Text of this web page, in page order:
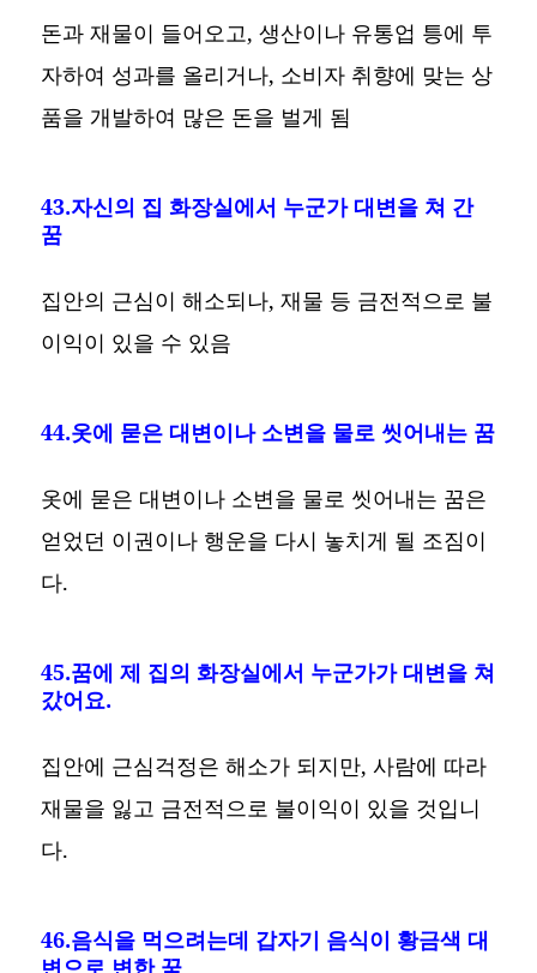
돈과 재물이 들어오고, 생산이나 유통업 틍에 투
자하여 성과를 올리거나, 소비자 취향에 맞는 상
품을 개발하여 많은 돈을 벌게 됨
43.자신의 집 화장실에서 누군가 대변을 쳐 간
꿈
집안의 근심이 해소되나, 재물 등 금전적으로 불
이익이 있을 수 있음
44.옷에 묻은 대변이나 소변을 물로 씻어내는 꿈
옷에 묻은 대변이나 소변을 물로 씻어내는 꿈은
얻었던 이권이나 행운을 다시 놓치게 될 조짐이
다.
45.꿈에 제 집의 화장실에서 누군가가 대변을 쳐
갔어요.
집안에 근심걱정은 해소가 되지만, 사람에 따라
재물을 잃고 금전적으로 불이익이 있을 것입니
다.
46.음식을 먹으려는데 갑자기 음식이 황금색 대
변으로 변한 꿈